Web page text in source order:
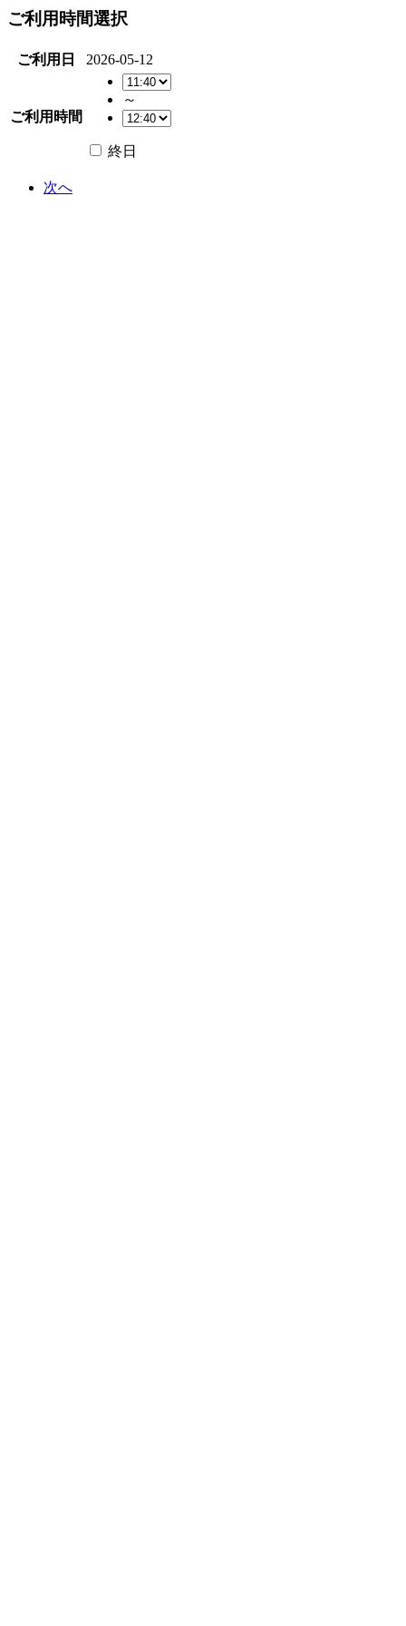
ご利用時間選択
ご利用日 2026-05-12
ご利用時間
～
終日
次へ